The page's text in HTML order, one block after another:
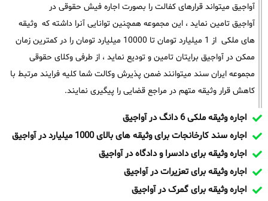
آواجیق میتواند قرارهای کفالت را بصورت اجاره فیش حقوقی در
آواجیق تامین نماید ، این مجموعه همچنین توانایی آنرا داشته که وثیقه
های ملکی از 1 میلیارد تومان تا 10000 میلیارد تومان را در کمترین زمان
ممکن در آواجیق برایتان تامین و تودیع نماید ، از طرفی وکلای حقوقی
مجموعه ایران سند میتوانند ضمن پذیرش وکالت شما کلیه فرایند مرتبط با
کاهش قرار وثیقه متهم در مراجع قضایی را پیگیری نمایند.
اجاره وثیقه ملکی 6 دانگ در آواجیق
اجاره سند کارخانجات برای وثیقه های بالای 1000 میلیارد در آواجیق
اجاره وثیقه برای دادسرا و دادگاه در آواجیق
اجاره وثیقه برای تعزیرات در آواجیق
اجاره وثیقه برای گمرک در آواجیق